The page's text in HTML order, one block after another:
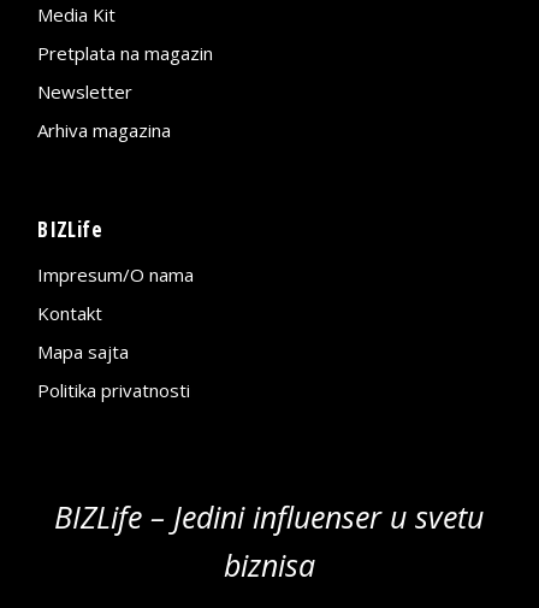
Media Kit
Pretplata na magazin
Newsletter
Arhiva magazina
BIZLife
Impresum/O nama
Kontakt
Mapa sajta
Politika privatnosti
BIZLife – Jedini influenser u svetu
biznisa